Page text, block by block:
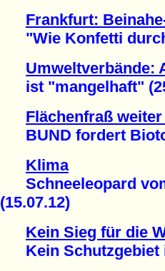
Frankfurt:
"Wie Konfetti durch
Umweltverbände:
ist "mangelhaft"
Flächenfraß
BUND fordert
Klima
Schneeleopard
(15.07.12)
Kein Sieg für die
Kein Schutzgebiet